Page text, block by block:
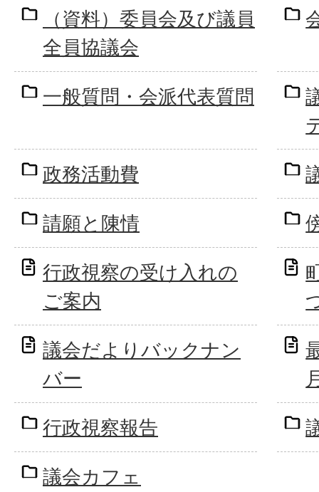
（資料）委員会及び議員
全員協議会
一般質問・会派代表質問
政務活動費
請願と陳情
行政視察の受け入れの
ご案内
議会だよりバックナン
バー
行政視察報告
議会カフェ